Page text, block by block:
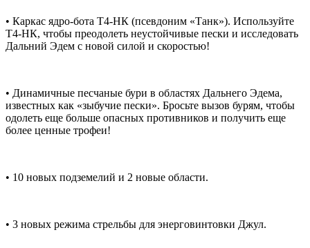
• Каркас ядро-бота Т4-НК (псевдоним «Танк»). Используйте
Т4-НК, чтобы преодолеть неустойчивые пески и исследовать
Дальний Эдем с новой силой и скоростью!
• Динамичные песчаные бури в областях Дальнего Эдема,
известных как «зыбучие пески». Бросьте вызов бурям, чтобы
одолеть еще больше опасных противников и получить еще
более ценные трофеи!
• 10 новых подземелий и 2 новые области.
• 3 новых режима стрельбы для энерговинтовки Джул.